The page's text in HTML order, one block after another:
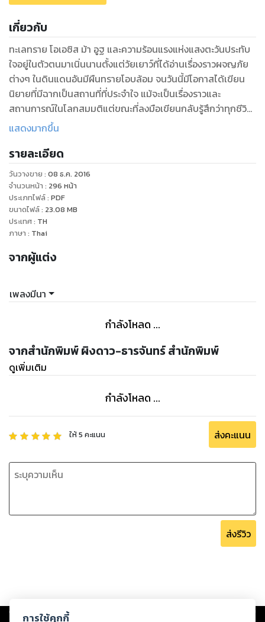
เกี่ยวกับ
ทะเลทราย โอเอซิส ม้า อูฐ และความร้อนแรงแห่งแสงตะวันประทับ
ใจอยู่ในตัวตนมาเนิ่นนานตั้งแต่วัยเยาว์ที่ได้อ่านเรื่องราวผจญภัย
ต่างๆ ในดินแดนอันมีผืนทรายโอบล้อม จนวันนี้มีโอกาสได้เขียน
นิยายที่มีฉากเป็นสถานที่ที่ประจำใจ แม้จะเป็นเรื่องราวและ
สถานการณ์ในโลกสมมติแต่ขณะที่ลงมือเขียนกลับรู้สึกว่าทุกชีวิต
มีตัวตน ไม่ว่าจะเป็น อารยา นักกายภาพบำบัดที่เกลียดคำว่าหมอ
คานัน องครักษ์หนุ่มขี้เล่น องค์หญิงจัสมินที่แสนจะเป็นกันเองไม่
ถือยศศักดิ์ และการผจญภัยกับเหล่ากองโจงที่ทำให้หัวใจสองดวง
ได้เรียนรู้ความหมายและคุณค่าของคำว่า ‘รัก’ และสิ่งเหล่านั้นล้วน
บรรจุ ‘ลิขิตรักในเพลิงทราย’ เล่มนี้แล้ว
แสดงมากขึ้น
รายละเอียด
วันวางขาย : 08 ธ.ค. 2016
จำนวนหน้า : 296 หน้า
ประเภทไฟล์: PDF
ขนาดไฟล์: 23.08 MB
ประเทศ: TH
ภาษา : Thai
จากผู้แต่ง
เพลงมีนา
กำลังโหลด ...
จากสำนักพิมพ์ ผิงดาว-ธารจันทร์ สำนักพิมพ์
ดูเพิ่มเติม
กำลังโหลด ...
ให้5 คะแนน ส่งคะแนน
ส่งรีวิว
Copyright © 2026
การใช้คุกกี้